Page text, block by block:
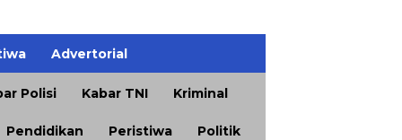
Advertorial
Polisi Kabar TNI Kriminal
Pendidikan Peristiwa Politik